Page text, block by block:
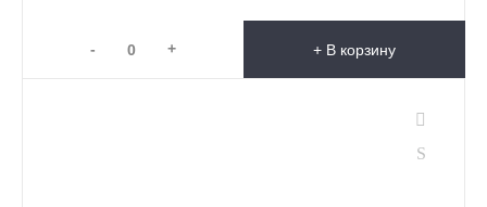
- + + В корзину